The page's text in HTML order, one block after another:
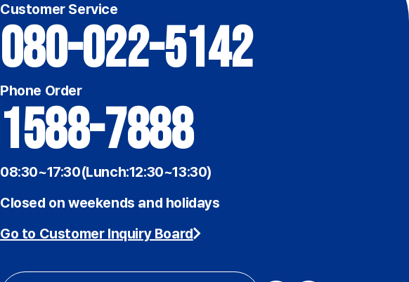
Customer Service
080-022-5142
Phone Order
1588-7888
08:30~17:30(Lunch:12:30~13:30)
Closed on weekends and holidays
Go to Customer Inquiry Board